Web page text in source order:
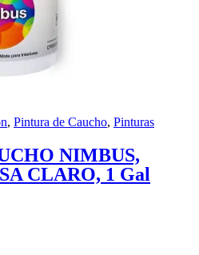
, Pintura de Caucho, Pinturas
NIMBUS,
CLARO, 1 Gal